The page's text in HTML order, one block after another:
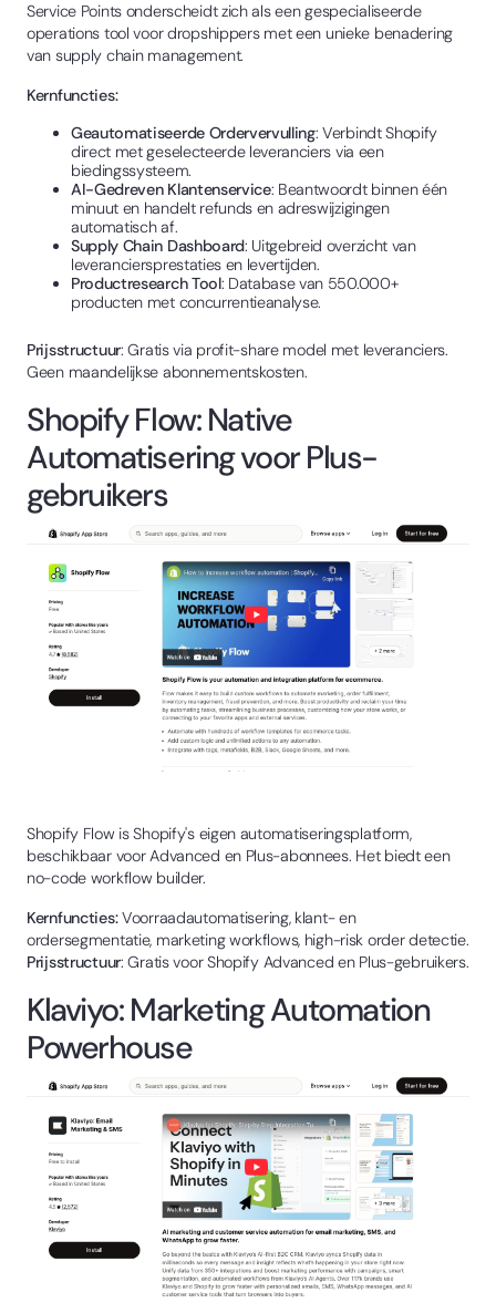
Service Points onderscheidt zich als een gespecialiseerde
operations tool voor dropshippers met een unieke benadering
van supply chain management.
Kernfuncties:
Geautomatiseerde Ordervervulling: Verbindt Shopify
direct met geselecteerde leveranciers via een
biedingssysteem.
AI-Gedreven Klantenservice: Beantwoordt binnen één
minuut en handelt refunds en adreswijzigingen
automatisch af.
Supply Chain Dashboard: Uitgebreid overzicht van
leveranciersprestaties en levertijden.
Productresearch Tool: Database van 550.000+
producten met concurrentieanalyse.
Prijsstructuur: Gratis via profit-share model met leveranciers.
Geen maandelijkse abonnementskosten.
Shopify Flow: Native
Automatisering voor Plus-
gebruikers
Shopify Flow is Shopify's eigen automatiseringsplatform,
beschikbaar voor Advanced en Plus-abonnees. Het biedt een
no-code workflow builder.
Kernfuncties:Voorraadautomatisering, klant- en
ordersegmentatie, marketing workflows, high-risk order detectie.
Prijsstructuur: Gratis voor Shopify Advanced en Plus-gebruikers.
Klaviyo: Marketing Automation
Powerhouse